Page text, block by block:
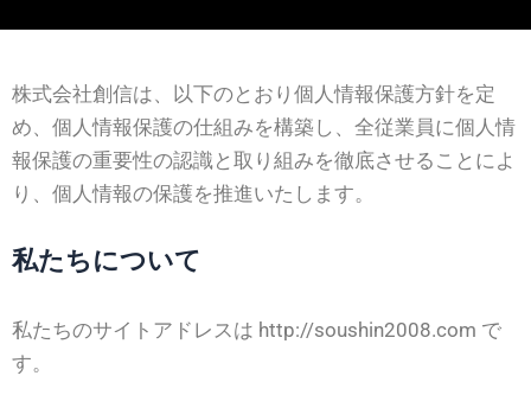
株式会社創信は、以下のとおり個人情報保護方針を定
め、個人情報保護の仕組みを構築し、全従業員に個人情
報保護の重要性の認識と取り組みを徹底させることによ
り、個人情報の保護を推進いたします。
私たちについて
私たちのサイトアドレスは http://soushin2008.com で
す。